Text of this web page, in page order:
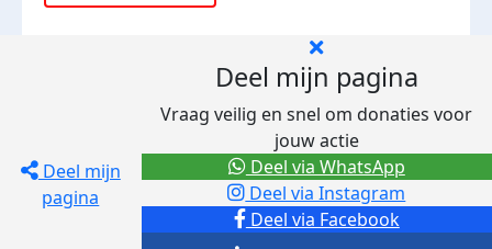
Deel mijn
pagina
Deel mijn pagina
Vraag veilig en snel om donaties voor
jouw actie
Deel via Facebook
Deel via Instagram
Deel via WhatsApp